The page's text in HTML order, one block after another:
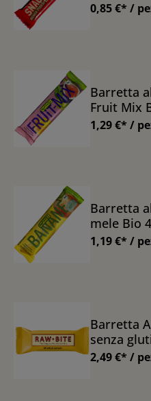
0,85 €* /
Barretta
Fruit Mix
1,29 €* /
Barretta
mele Bio
1,19 €* /
Barretta
senza
Bio 50 g
2,49 €* /